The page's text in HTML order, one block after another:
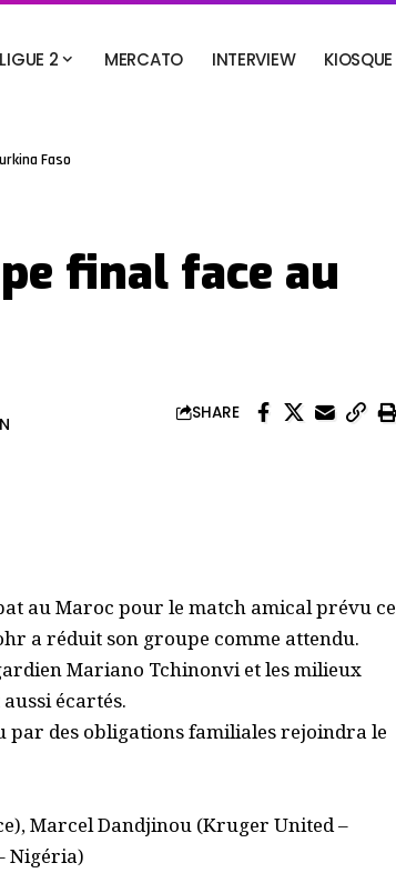
LIGUE 2 MERCATO INTERVIEW
KIOSQUE
Faso
final face au
SHARE
au Maroc pour le match amical prévu ce
a réduit son groupe comme attendu.
Mariano Tchinonvi et les milieux
écartés.
des obligations familiales rejoindra le
Marcel Dandjinou (Kruger United –
Nigéria)